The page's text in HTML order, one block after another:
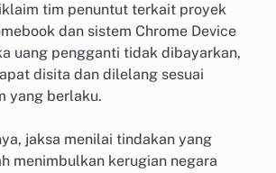
tim penuntut terkait proyek
dan sistem Chrome Device
uang pengganti tidak dibayarkan,
disita dan dilelang sesuai
yang berlaku.
jaksa menilai tindakan yang
menimbulkan kerugian negara